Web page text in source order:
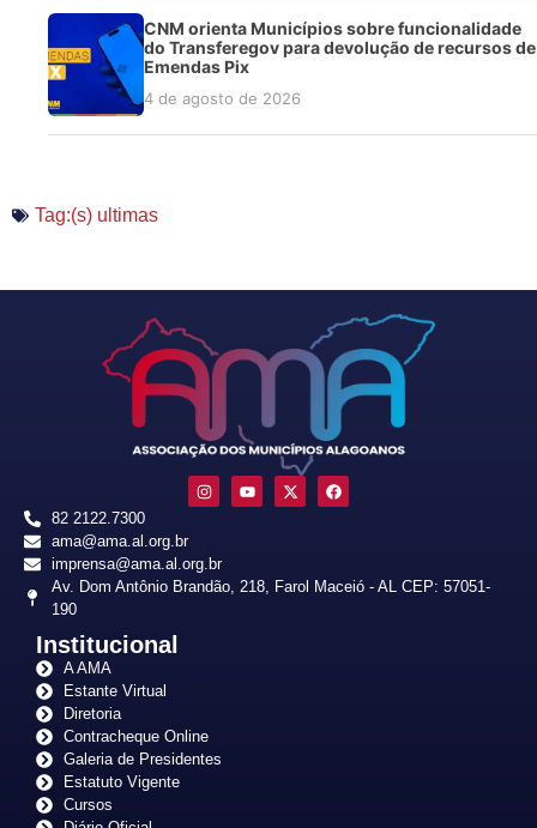
CNM orienta Municípios sobre funcionalidade
do Transferegov para devolução de recursos de
Emendas Pix
4 de agosto de 2026
Tag:(s) ultimas
82 2122.7300
ama@ama.al.org.br
imprensa@ama.al.org.br
Av. Dom Antônio Brandão, 218, Farol Maceió - AL CEP: 57051-
190
Institucional
A AMA
Estante Virtual
Diretoria
Contracheque Online
Galeria de Presidentes
Estatuto Vigente
Cursos